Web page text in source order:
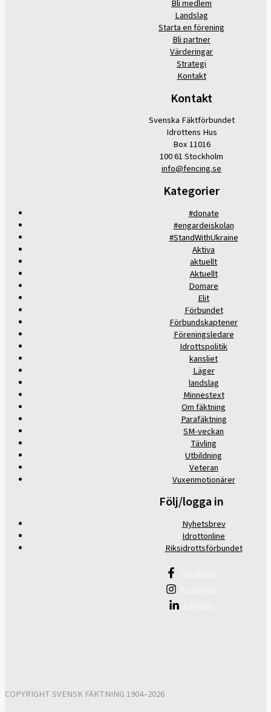
Bli medlem
Landslag
Starta en förening
Bli partner
Värderingar
Strategi
Kontakt
Kontakt
Svenska Fäktförbundet
Idrottens Hus
Box 11016
100 61 Stockholm
info@fencing.se
Kategorier
#donate
#engardeiskolan
#StandWithUkraine
Aktiva
aktuellt
Aktuellt
Domare
Elit
Förbundet
Förbundskaptener
Föreningsledare
Idrottspolitik
kansliet
Läger
landslag
Minnestext
Om fäktning
Parafäktning
SM-veckan
Tävling
Utbildning
Veteran
Vuxenmotionärer
Följ/logga in
Nyhetsbrev
Idrottonline
Riksidrottsförbundet
COPYRIGHT SVENSK FÄKTNING 1904–2026